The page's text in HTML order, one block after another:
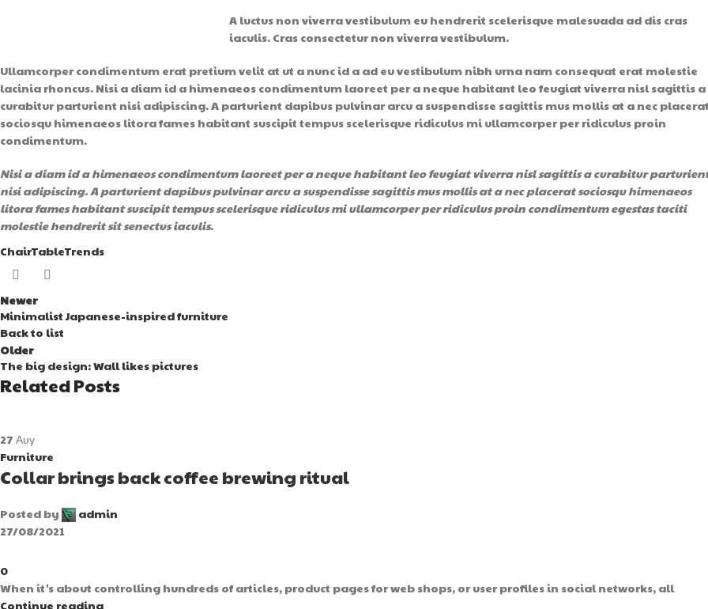
A luctus non viverra vestibulum eu hendrerit scelerisque malesuada ad dis cras
iaculis. Cras consectetur non viverra vestibulum.
Ullamcorper condimentum erat pretium velit at ut a nunc id a ad eu vestibulum nibh urna nam consequat erat molestie
lacinia rhoncus. Nisi a diam id a himenaeos condimentum laoreet per a neque habitant leo feugiat viverra nisl sagittis a
curabitur parturient nisi adipiscing. A parturient dapibus pulvinar arcu a suspendisse sagittis mus mollis at a nec
sociosqu himenaeos litora fames habitant suscipit tempus scelerisque ridiculus mi ullamcorper per ridiculus proin
condimentum.
Nisi a diam id a himenaeos condimentum laoreet per a neque habitant leo feugiat viverra nisl sagittis a curabitur
nisi adipiscing. A parturient dapibus pulvinar arcu a suspendisse sagittis mus mollis at a nec placerat sociosqu himenaeos
litora fames habitant suscipit tempus scelerisque ridiculus mi ullamcorper per ridiculus proin condimentum egestas taciti
molestie hendrerit sit senectus iaculis.
ChairTableTrends
Newer
Minimalist Japanese-inspired furniture
Back to list
Older
The big design: Wall likes pictures
Related Posts
27 Αυγ
Furniture
Collar brings back coffee brewing ritual
Posted by
admin
27/08/2021
0
When it's about controlling hundreds of articles, product pages for web shops, or user profiles in social networks, all
Continue reading